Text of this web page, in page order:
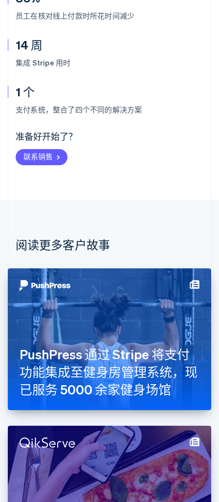
员工在核对线上付款时所花时间减少
14 周
集成 Stripe 用时
1 个
支付系统，整合了四个不同的解决方案
准备好开始了？
联系销售
阅读更多客户故事
PushPress 通过 Stripe 将支付
功能集成至健身房管理系统，现
已服务 5000 余家健身场馆
阿联酋
爱尔兰
爱沙尼亚
English
奥地利
Deutsch English
Nederlands Français Deutsch
波兰
丹麦
English
德国
DeutschEnglish
法国
Français English
芬兰
English Svenska
荷兰
NederlandsEnglish
加拿大
English Français
捷克
克罗地亚
English
立陶宛
English
列支敦士登
Deutsch English
卢森堡
DeutschEnglish